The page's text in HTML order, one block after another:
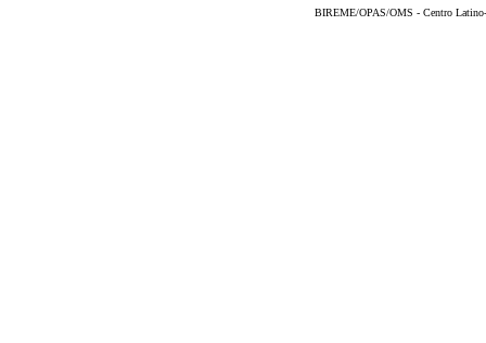
BIREME/OPAS/OMS - Centro Latino-